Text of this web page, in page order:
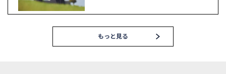
もっと見る